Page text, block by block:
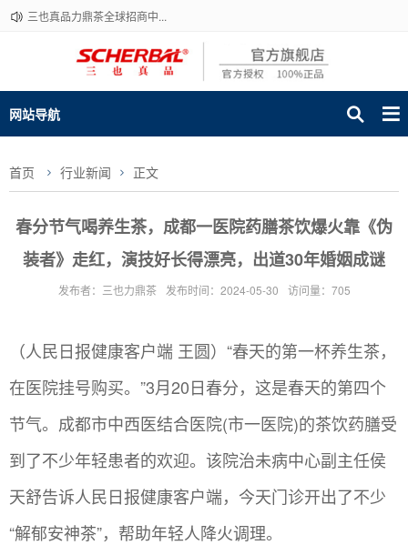
三也真品力鼎茶全球招商中...
网站导航
首页 行业新闻 正文
春分节气喝养生茶，成都一医院药膳茶饮爆火靠《伪
装者》走红，演技好长得漂亮，出道30年婚姻成谜
发布者：三也力鼎茶 发布时间：2024-05-30 访问量：705
（人民日报健康客户端 王圆）“春天的第一杯养生茶，
在医院挂号购买。”3月20日春分，这是春天的第四个
节气。成都市中西医结合医院(市一医院)的茶饮药膳受
到了不少年轻患者的欢迎。该院治未病中心副主任侯
天舒告诉人民日报健康客户端，今天门诊开出了不少
“解郁安神茶”，帮助年轻人降火调理。